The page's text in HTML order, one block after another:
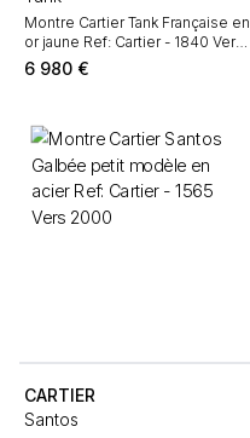
Montre Cartier Tank Française en
or jaune Ref: Cartier - 1840 Vers
2000
6 980 €
CARTIER
Santos